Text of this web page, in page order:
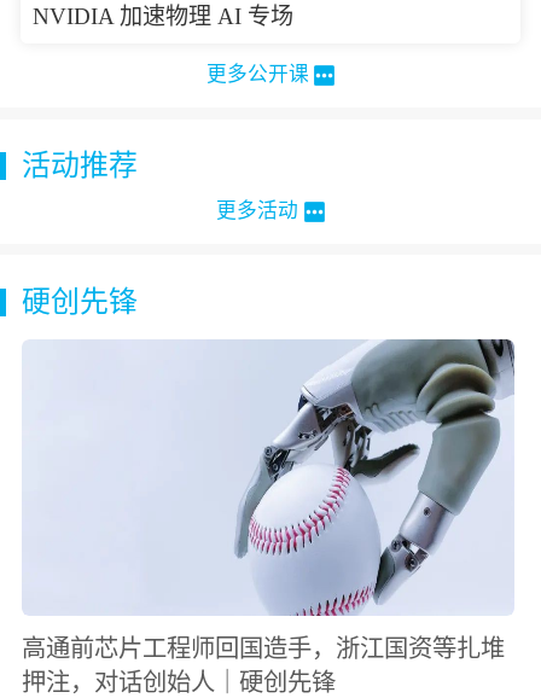
NVIDIA 加速物理 AI 专场
更多公开课
活动推荐
更多活动
硬创先锋
高通前芯片工程师回国造手，浙江国资等扎堆
押注，对话创始人｜硬创先锋